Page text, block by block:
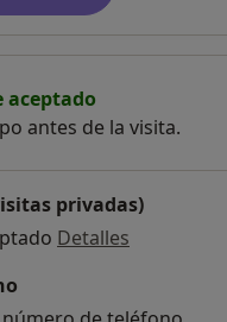
aceptado
antes de la visita.
privadas)
Detalles